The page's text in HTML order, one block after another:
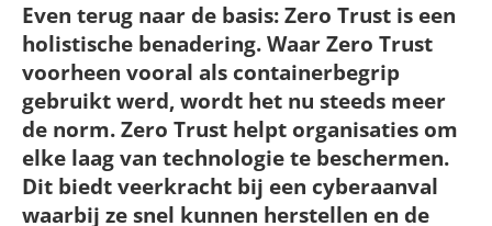
Even terug naar de basis: Zero Trust is een
holistische benadering. Waar Zero Trust
voorheen vooral als containerbegrip
gebruikt werd, wordt het nu steeds meer
de norm. Zero Trust helpt organisaties om
elke laag van technologie te beschermen.
Dit biedt veerkracht bij een cyberaanval
waarbij ze snel kunnen herstellen en de